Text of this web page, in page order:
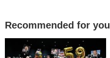
Recommended for you